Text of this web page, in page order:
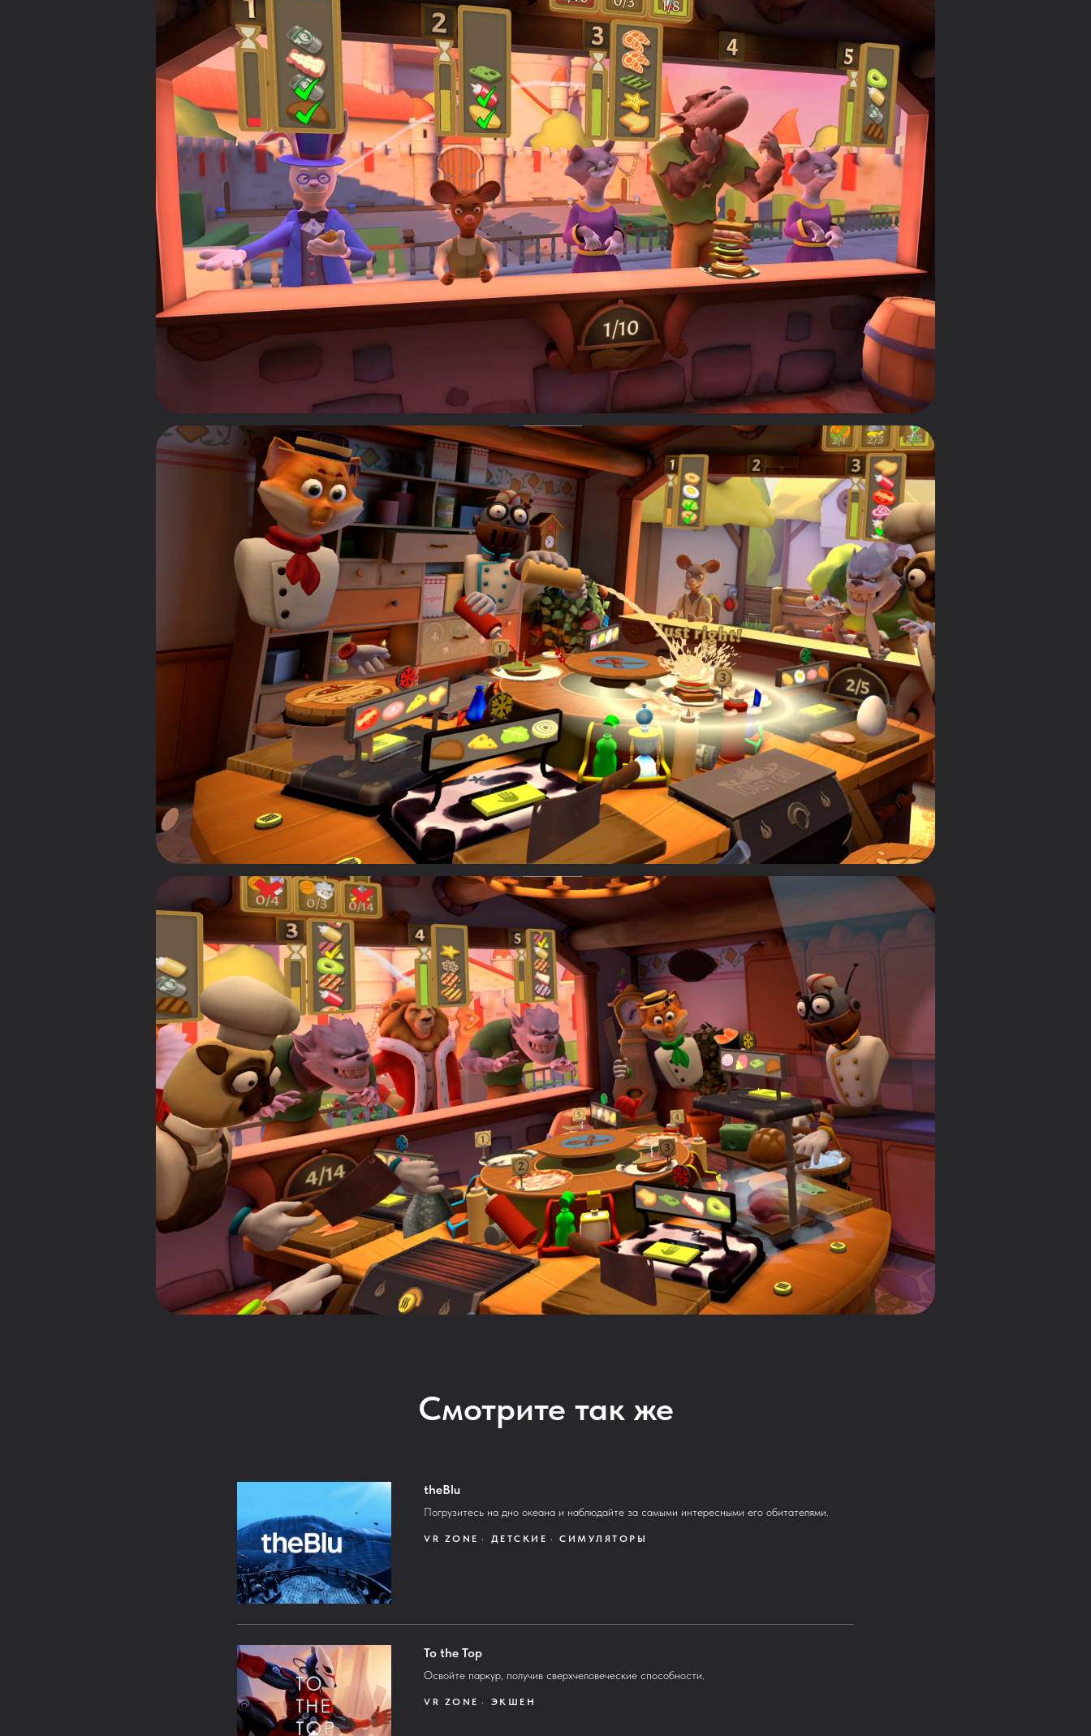
Смотрите так же
theBlu
Погрузитесь на дно океана и наблюдайте за самыми интересными его обитателями.
VR ZONE ДЕТСКИЕ СИМУЛЯТОРЫ
To the Top
Освойте паркур, получив сверхчеловеческие способности.
VR ZONE ЭКШЕН